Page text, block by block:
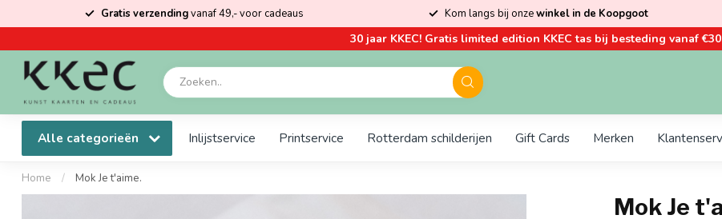
Gratis verzendingvanaf 49,- voor cadeaus Kom langs bij onzewinkel in de Koopgoot
30 jaar KKEC! Gratis limited edition KKEC tas bij besteding vanaf
Alle categorieën Inlijstservice Printservice Rotterdam schilderijen Gift Cards Merken
Home / Mok Je t'aime.
Mok Je